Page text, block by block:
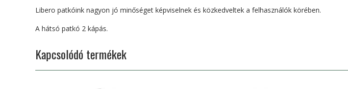
Libero patkóink nagyon jó minőséget képviselnek és közkedveltek a felhasználók körében.
A hátsó patkó 2 kápás.
Kapcsolódó termékek